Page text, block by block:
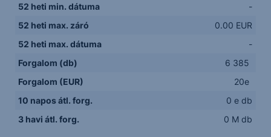
52 heti min. dátuma
-
52 heti max. záró
0.00 EUR
52 heti max. dátuma
-
Forgalom (db)
6 385
Forgalom (EUR)
20e
10 napos átl. forg.
0 e db
3 havi átl. forg.
0 M db